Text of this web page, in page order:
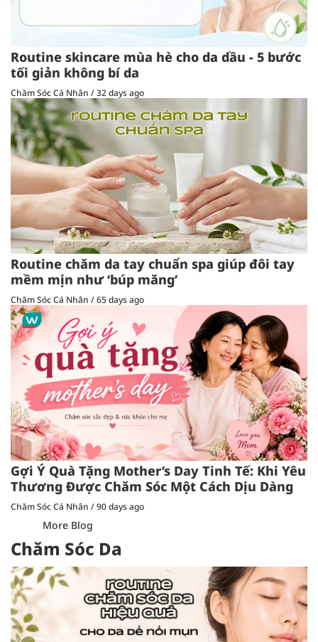
Routine skincare mùa hè cho da dầu - 5 bước
tối giản không bí da
Chăm Sóc Cá Nhân /32 days ago
Routine chăm da tay chuẩn spa giúp đôi tay
mềm mịn như ‘búp măng’
Chăm Sóc Cá Nhân /65 days ago
Gợi Ý Quà Tặng Mother’s Day Tinh Tế: Khi Yêu
Thương Được Chăm Sóc Một Cách Dịu Dàng
Chăm Sóc Cá Nhân /90 days ago
More Blog
Chăm Sóc Da